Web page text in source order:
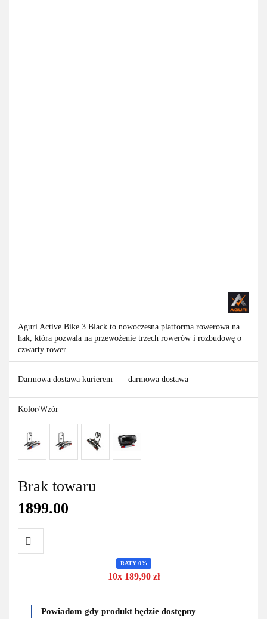
Aguri Active Bike 3 Black to nowoczesna platforma rowerowa na
hak, która pozwala na przewożenie trzech rowerów i rozbudowę o
czwarty rower.
Darmowa dostawa kurierem darmowa dostawa
Kolor/Wzór
Brak towaru
1899.00
RATY 0%
10x 189,90 zł
Powiadom gdy produkt będzie dostępny